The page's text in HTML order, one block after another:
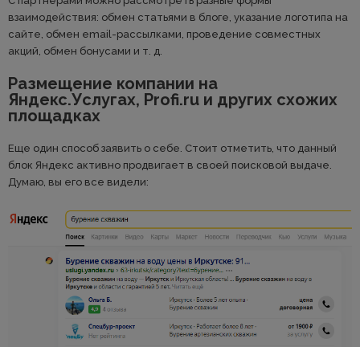
взаимодействия: обмен статьями в блоге, указание логотипа на
сайте, обмен email-рассылками, проведение совместных
акций, обмен бонусами и т. д.
Размещение компании на
Яндекс.Услугах, Profi.ru и других схожих
площадках
Еще один способ заявить о себе. Стоит отметить, что данный
блок Яндекс активно продвигает в своей поисковой выдаче.
Думаю, вы его все видели: